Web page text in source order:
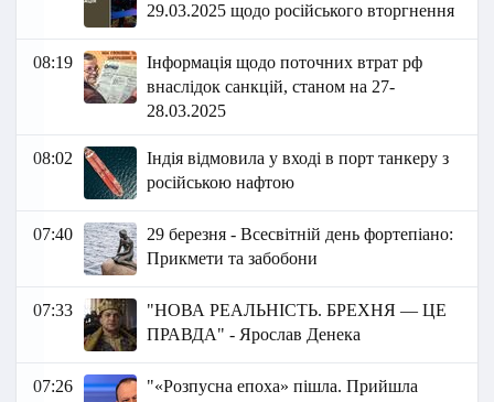
29.03.2025 щодо російського вторгнення
08:19
Інформація щодо поточних втрат рф
внаслідок санкцій, станом на 27-
28.03.2025
08:02
Індія відмовила у вході в порт танкеру з
російською нафтою
07:40
29 березня - Всесвітній день фортепіано:
Прикмети та забобони
07:33
"НОВА РЕАЛЬНІСТЬ. БРЕХНЯ — ЦЕ
ПРАВДА" - Ярослав Денека
07:26
"«Розпусна епоха» пішла. Прийшла